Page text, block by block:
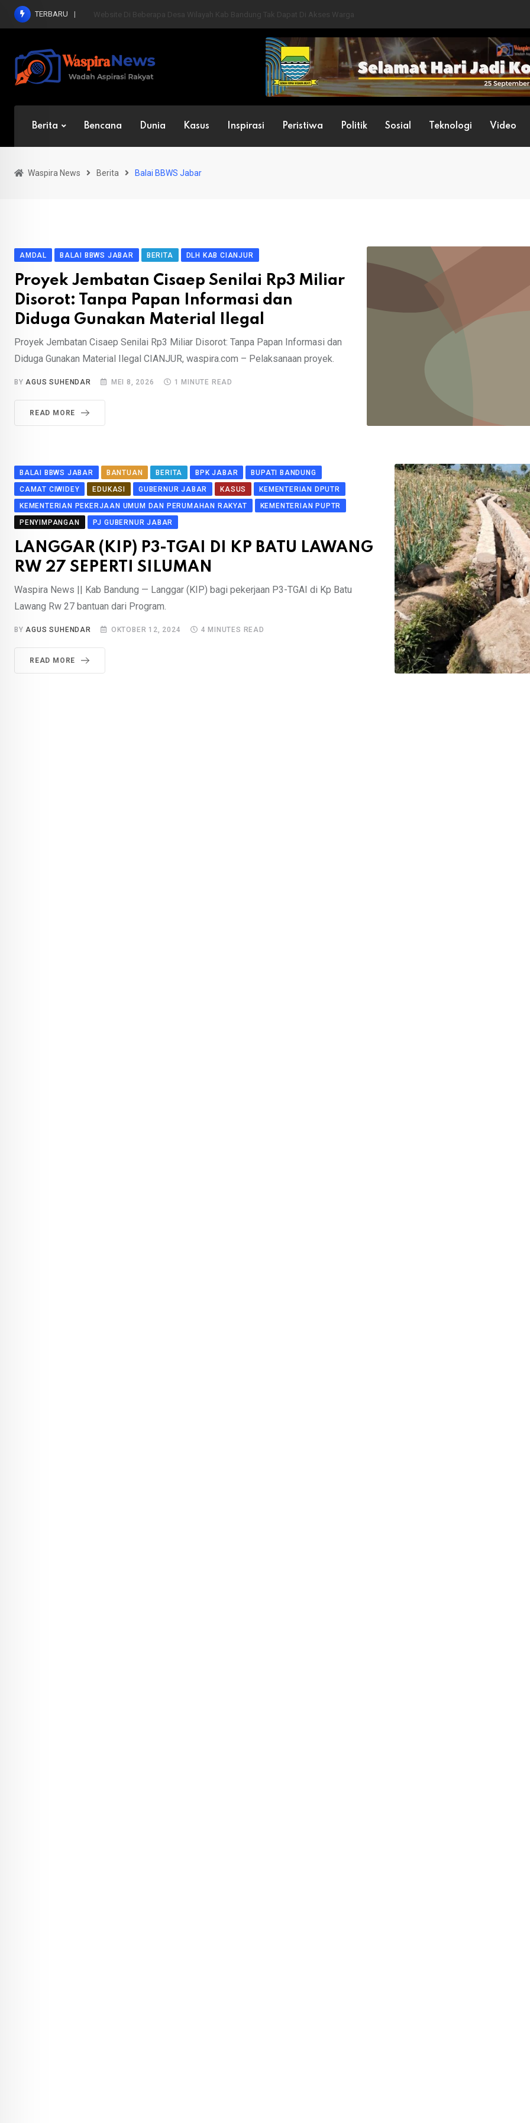
Skip
TERBARU SMAN 1 Baleendah Laksanakan SPMB Secara Bersih, Objektif, Tranfaransi
Berita Bencana Dunia Kasus Inspirasi Peristiwa Politik Sosial Teknologi Video
Waspira News Berita Balai BBWS Jabar
AMDAL BALAI BBWS JABAR BERITA DLH KAB CIANJUR
Proyek Jembatan Cisaep Senilai Rp3 Miliar
Disorot: Tanpa Papan Informasi dan
Diduga Gunakan Material Ilegal
Proyek Jembatan Cisaep Senilai Rp3 Miliar Disorot: Tanpa Papan Informasi dan
Diduga Gunakan Material Ilegal CIANJUR, waspira.com – Pelaksanaan proyek.
BYAGUS SUHENDAR MEI 8, 2026 1 MINUTE READ
READ MORE
BALAI BBWS JABAR BANTUAN BERITA BPK JABAR
BUPATI BANDUNG
CAMAT CIWIDEY
EDUKASI GUBERNUR JABAR KASUS
KEMENTERIAN DPUTR
KEMENTERIAN PEKERJAAN UMUM DAN PERUMAHAN RAKYAT
KEMENTERIAN PUPTR
PENYIMPANGAN
PJ GUBERNUR JABAR
LANGGAR (KIP) P3-TGAI DI KP BATU LAWANG
RW 27 SEPERTI SILUMAN
Waspira News || Kab Bandung — Langgar (KIP) bagi pekerjaan P3-TGAI di Kp Batu
Lawang Rw 27 bantuan dari Program.
BYAGUS SUHENDAR OKTOBER 12, 2024 4 MINUTES READ
READ MORE